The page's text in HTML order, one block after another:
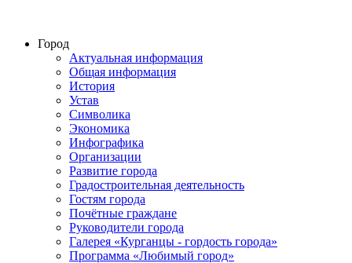
Город
Актуальная информация
Общая информация
История
Устав
Символика
Экономика
Инфографика
Организации
Развитие города
Градостроительная деятельность
Гостям города
Почётные граждане
Руководители города
Галерея «Курганцы - гордость города»
Программа «Любимый город»